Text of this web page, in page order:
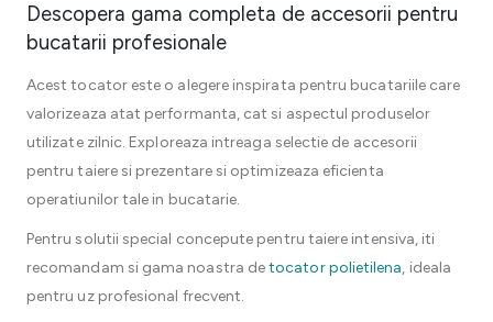
Descopera gama completa de accesorii pentru
bucatarii profesionale
Acest tocator este o alegere inspirata pentru bucatariile care
valorizeaza atat performanta, cat si aspectul produselor
utilizate zilnic. Exploreaza intreaga selectie de accesorii
pentru taiere si prezentare si optimizeaza eficienta
operatiunilor tale in bucatarie.
Pentru solutii special concepute pentru taiere intensiva, iti
recomandam si gama noastra detocator polietilena, ideala
pentru uz profesional frecvent.